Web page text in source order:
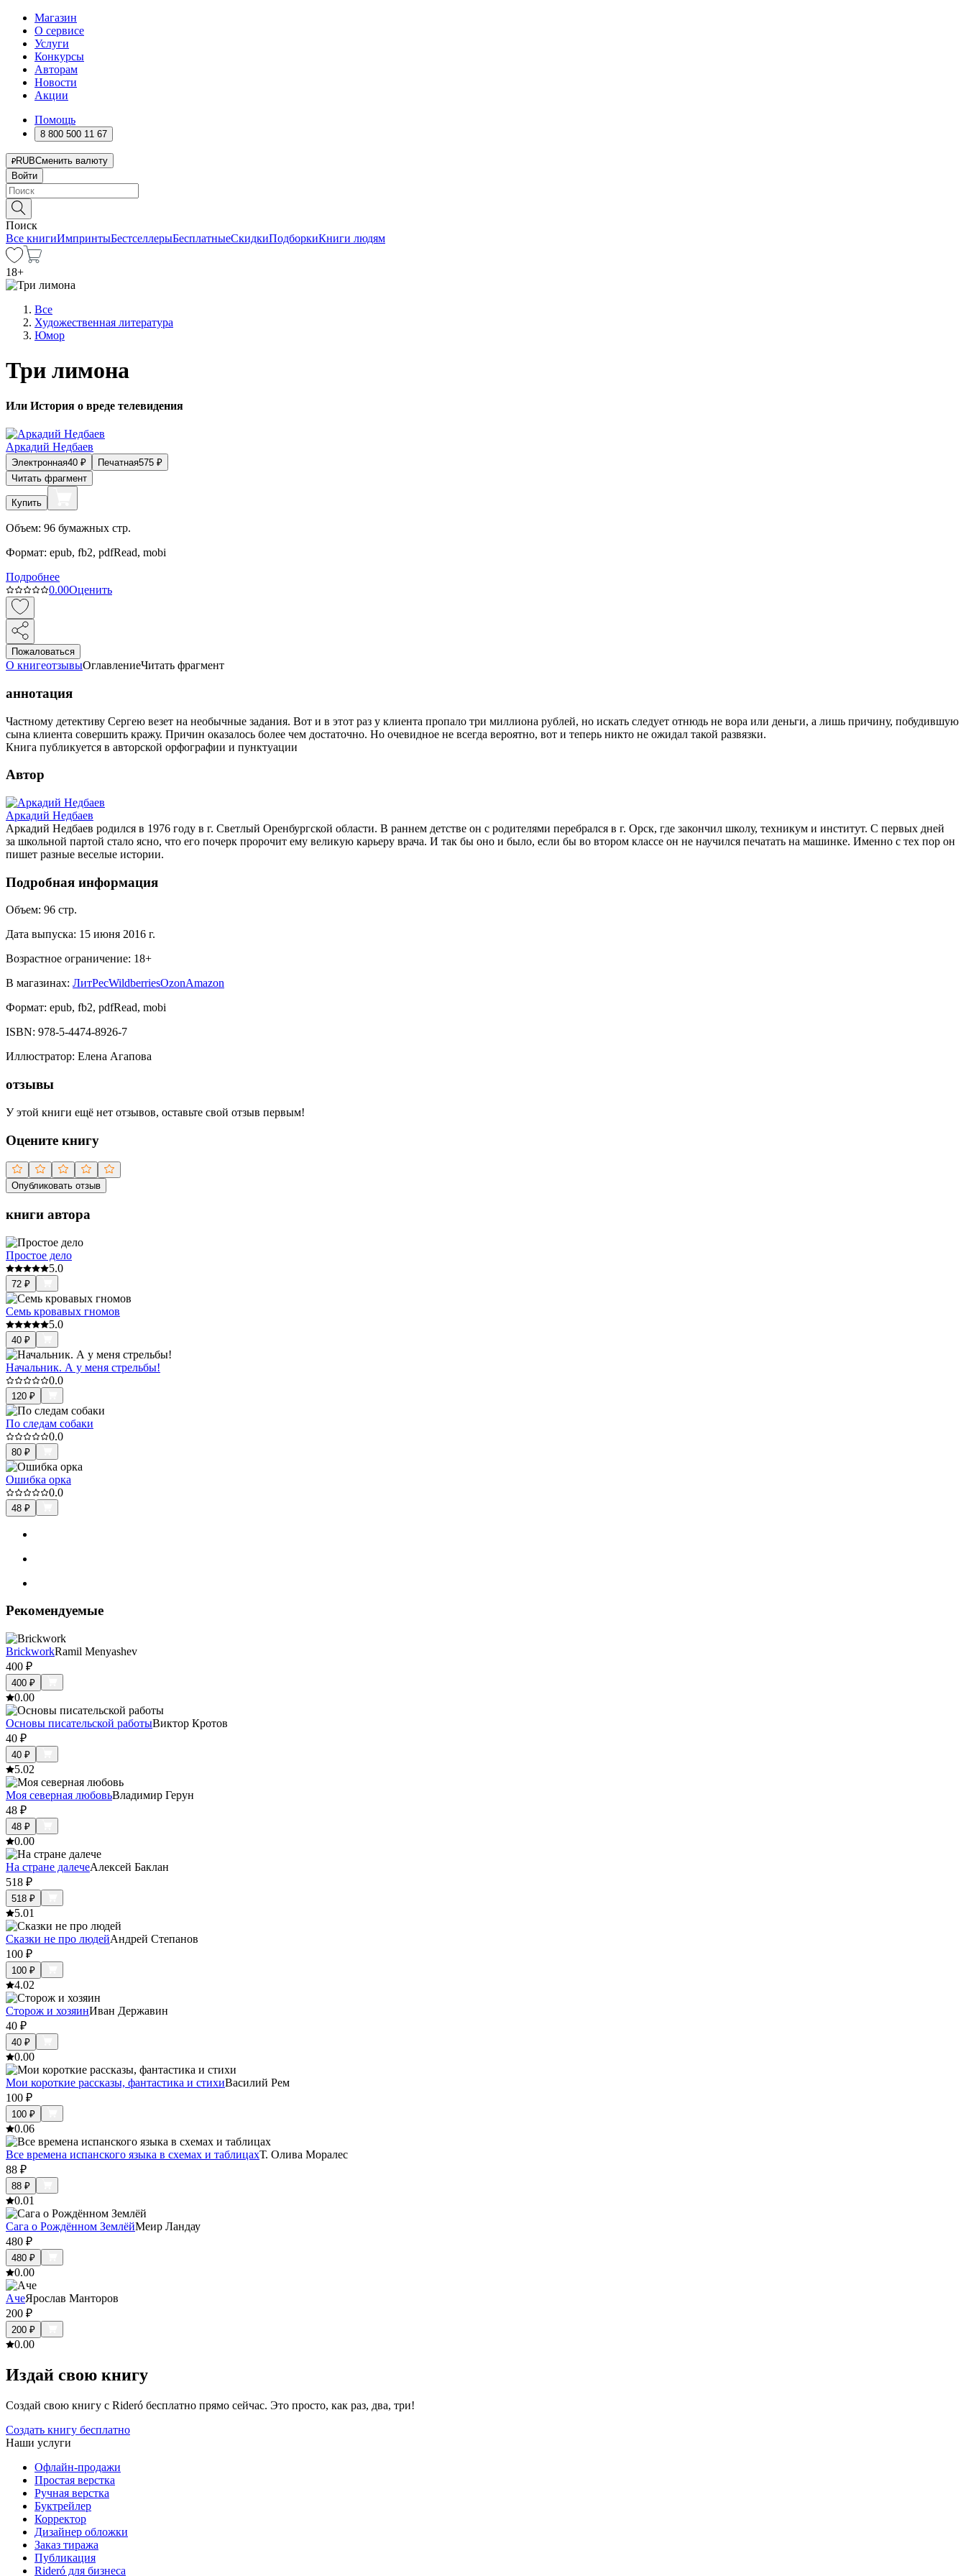
Магазин
О сервисе
Услуги
Конкурсы
Авторам
Новости
Акции
Помощь
8 800 500 11 67
RUBСменить валюту
Войти
Поиск
Все книгиИмпринтыБестселлерыБесплатныеСкидкиПодборкиКниги людям
18+
Все
Художественная литература
Юмор
Три лимона
Или История о вреде телевидения
Аркадий Недбаев
Электронная40 ₽ Печатная575 ₽
Читать фрагмент
Купить
Объем: 96 бумажных стр.
Формат: epub, fb2, pdfRead, mobi
Подробнее
0.00Оценить
Пожаловаться
О книгеотзывыОглавлениеЧитать фрагмент
аннотация
Частному детективу Сергею везет на необычные задания. Вот и в этот раз у клиента пропало три миллиона рублей, но искать следует отнюдь не вора или деньги, а лишь причину, побудившую
сына клиента совершить кражу. Причин оказалось более чем достаточно. Но очевидное не всегда вероятно, вот и теперь никто не ожидал такой развязки.
Книга публикуется в авторской орфографии и пунктуации
Автор
Аркадий Недбаев
Аркадий Недбаев родился в 1976 году в г. Светлый Оренбургской области. В раннем детстве он с родителями перебрался в г. Орск, где закончил школу, техникум и институт. С первых дней
за школьной партой стало ясно, что его почерк пророчит ему великую карьеру врача. И так бы оно и было, если бы во втором классе он не научился печатать на машинке. Именно с тех пор он
пишет разные веселые истории.
Подробная информация
Объем: 96 стр.
Дата выпуска: 15 июня 2016 г.
Возрастное ограничение: 18+
В магазинах: ЛитРесWildberriesOzonAmazon
Формат: epub, fb2, pdfRead, mobi
ISBN: 978-5-4474-8926-7
Иллюстратор: Елена Агапова
отзывы
У этой книги ещё нет отзывов, оставьте свой отзыв первым!
Оцените книгу
Опубликовать отзыв
книги автора
Простое дело
5.0
72 ₽
Семь кровавых гномов
5.0
40 ₽
Начальник. А у меня стрельбы!
0.0
120 ₽
По следам собаки
0.0
80 ₽
Ошибка орка
0.0
48 ₽
Рекомендуемые
BrickworkRamil Menyashev
400 ₽
400 ₽
0.00
Основы писательской работыВиктор Кротов
40 ₽
40 ₽
5.02
Моя северная любовьВладимир Герун
48 ₽
48 ₽
0.00
На стране далечеАлексей Баклан
518 ₽
518 ₽
5.01
Сказки не про людейАндрей Степанов
100 ₽
100 ₽
4.02
Сторож и хозяинИван Державин
40 ₽
40 ₽
0.00
Мои короткие рассказы, фантастика и стихиВасилий Рем
100 ₽
100 ₽
0.06
Все времена испанского языка в схемах и таблицахТ. Олива Моралес
88 ₽
88 ₽
0.01
Сага о Рождённом ЗемлёйМеир Ландау
480 ₽
480 ₽
0.00
АчеЯрослав Манторов
200 ₽
200 ₽
0.00
Издай свою книгу
Создай свою книгу с Rideró бесплатно прямо сейчас. Это просто, как раз, два, три!
Создать книгу бесплатно
Наши услуги
Офлайн-продажи
Простая верстка
Ручная верстка
Буктрейлер
Корректор
Дизайнер обложки
Заказ тиража
Публикация
Rideró для бизнеса